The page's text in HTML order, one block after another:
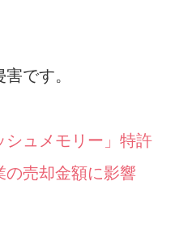
です。
シュメモリー」特許
売却金額に影響